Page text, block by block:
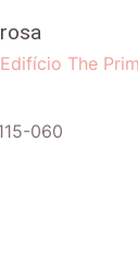
The
060